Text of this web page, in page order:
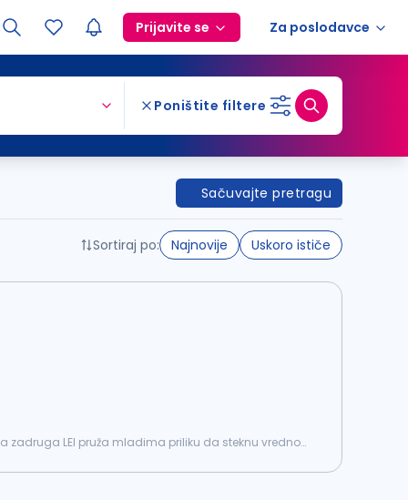
Prijavite se Za poslodavce
Poništite filtere
Sačuvajte pretragu
Sortiraj po: Najnovije Uskoro ističe
zadruga LEI pruža mladima priliku da steknu vredno